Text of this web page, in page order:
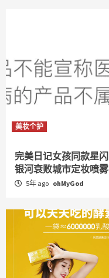
美妆个护
完美日记女孩同款星闪
银河衰败城市定妆喷雾
5年 ago ohMyGod